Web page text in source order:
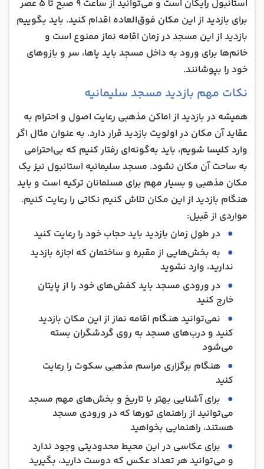
استانبول رایگان است و می‌توانید از ساعت ۹ صبح تا ۵ عصر
برای بازدید از این مکان فوق‌العاده اقدام کنید. باید بگوییم
بازدید از این مسجد در زمان اقامه نماز ممنوع است و
خانم‌ها برای ورود به داخل مسجد باید پاها، سر و بازوهای
خود را بپوشانند.
نکات مهم بازدید مسجد سلیمانیه
همیشه در بازدید از اماکن مذهبی رعایت اصول و احترام به
عقاید آن مکان در اولویت بازدید قرار دارد. به عنوان مثال اگر
وارد کلیسا شویم، باید به‌گونه‌ا‌ی رفتار کنیم که بی‌احترامی
به ساحت آن مکان نشود. مسجد سلیمانیه استانبول نیز یک
مکان مذهبی و بسیار مهم برای مسلمانان ترکیه است و باید
هنگام بازدید از این مکان تلاش کنیم نکاتی را رعایت کنیم.
مواردی از قبیل:
در طول زمان بازدید باید حجاب خود را رعایت کنید
به بخش‌هایی از مقبره و ساختمان که اجازه بازدید
ندارید، وارد نشوید
در ورودی مسجد باید کفش‌های خود را از پایتان
خارج کنید
نمی‌توانید هنگام اقامه نماز از این مکان بازدید
کنید و درب‌های مسجد به روی گردشگران بسته
می‌شود
هنگام برگزاری مراسم مذهبی سکوت را رعایت
کنید
برای آشنایی بهتر با تاریخ و بخش‌های مهم مسجد
می‌توانید از راهنمای تورها که در ورودی مسجد
هستند، راهنمایی بخواهید
برای عکاسی در این محیط محدودیتی وجود ندارد
و می‌توانید هر تعداد عکس که دوست دارید، بگیرید